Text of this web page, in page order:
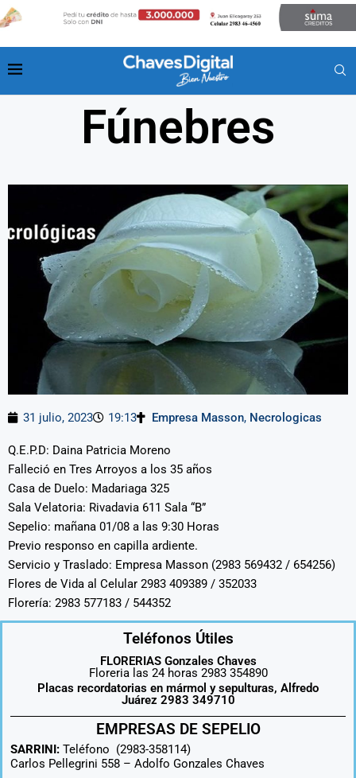
Fúnebres
31 julio, 2023 19:13 Empresa Masson, Necrologicas
Q.E.P.D: Daina Patricia Moreno
Falleció en Tres Arroyos a los 35 años
Casa de Duelo: Madariaga 325
Sala Velatoria: Rivadavia 611 Sala “B”
Sepelio: mañana 01/08 a las 9:30 Horas
Previo responso en capilla ardiente.
Servicio y Traslado: Empresa Masson (2983 569432 / 654256)
Flores de Vida al Celular 2983 409389 / 352033
Florería: 2983 577183 / 544352
Teléfonos Útiles
FLORERIAS Gonzales Chaves
Floreria las 24 horas 2983 354890
Placas recordatorias en mármol y sepulturas, Alfredo
Juárez 2983 349710
EMPRESAS DE SEPELIO
SARRINI: Teléfono (2983-358114)
Carlos Pellegrini 558 – Adolfo Gonzales Chaves